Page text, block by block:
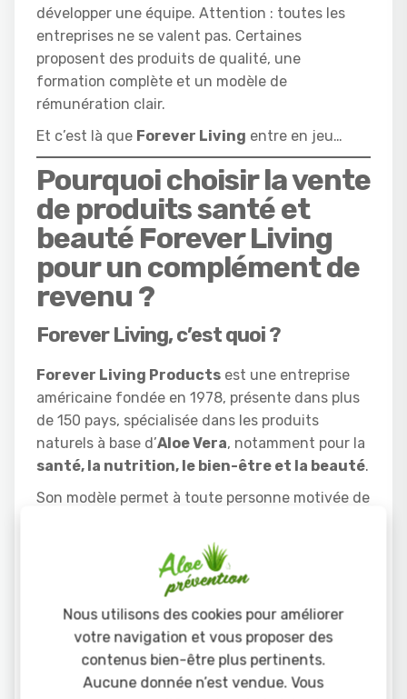
développer une équipe. Attention : toutes les
entreprises ne se valent pas. Certaines
proposent des produits de qualité, une
formation complète et un modèle de
rémunération clair.
Et c’est là que Forever Living entre en jeu…
Pourquoi choisir la vente
de produits santé et
beauté Forever Living
pour un complément de
revenu ?
Forever Living, c’est quoi ?
Forever Living Products est une entreprise
américaine fondée en 1978, présente dans plus
de 150 pays, spécialisée dans les produits
naturels à base d’Aloe Vera, notamment pour la
santé, la nutrition, le bien-être et la beauté.
Son modèle permet à toute personne motivée de
générer un revenu complémentaire, voire un
revenu principal à terme.
Les 10 avantages de
rejoindre Forever Living
Nous utilisons des cookies pour améliorer
votre navigation et vous proposer des
contenus bien-être plus pertinents.
Aucune donnée n’est vendue. Vous